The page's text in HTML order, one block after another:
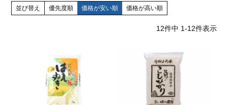
並び替え 優先度順 価格が安い順 価格が高い順
12件中 1-12件表示